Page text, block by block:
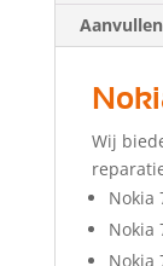
Wij
Nokia
Nokia
Nokia